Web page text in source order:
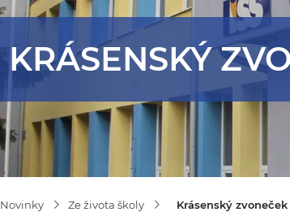
KRÁSENSKÝ
Novinky Ze života školy Krásenský